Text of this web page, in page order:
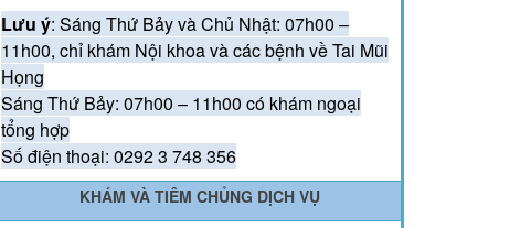
Lưu ý: Sáng Thứ Bảy và Chủ Nhật: 07h00 –
11h00, chỉ khám Nội khoa và các bệnh về Tai Mũi
Họng
Sáng Thứ Bảy: 07h00 – 11h00 có khám ngoại
tổng hợp
Số điện thoại: 0292 3 748 356
KHÁM VÀ TIÊM CHỦNG DỊCH VỤ